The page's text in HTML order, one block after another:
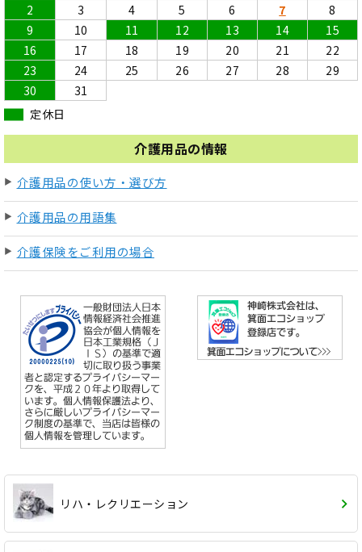
2
3 4 5 6 7
8
9
10 11 12 13 14
15
16
17 18 19 20 21
22
23
24 25 26 27 28
29
30
31
定休日
介護用品の情報
介護用品の使い方・選び方
介護用品の用語集
介護保険をご利用の場合
リハ・レクリエーション